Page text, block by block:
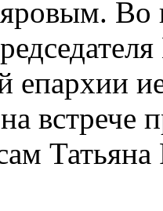
Во
епархии
встрече
Татьяна